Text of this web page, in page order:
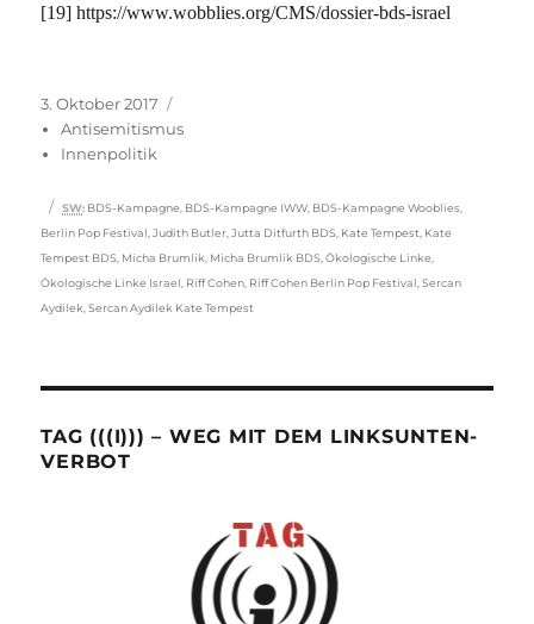
[19] https://www.wobblies.org/CMS/dossier-bds-israel
Veröffentlicht
am
3. Oktober 2017
Antisemitismus
Innenpolitik
Schlagwörter
SW: BDS-Kampagne BDS-Kampagne IWW BDS-Kampagne Wooblies
Berlin Pop Festival ,Judith Butler ,Jutta Ditfurth BDS Kate Tempest Kate
Tempest BDS Micha Brumlik Micha Brumlik BDS ,Ökologische Linke
Ökologische Linke Israel Riff Cohen Riff Cohen Berlin Pop Festival ,Sercan
Aydilek ,Sercan Aydilek Kate Tempest
TAG (((I))) – WEG MIT DEM LINKSUNTEN-
VERBOT